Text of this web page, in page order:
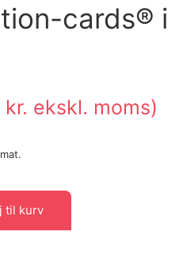
cards® i
kr. ekskl. moms)
til kurv